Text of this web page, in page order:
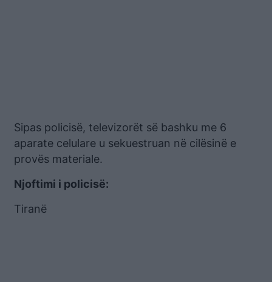
Sipas policisë, televizorët së bashku me 6
aparate celulare u sekuestruan në cilësinë e
provës materiale.
Njoftimi i policisë:
Tiranë